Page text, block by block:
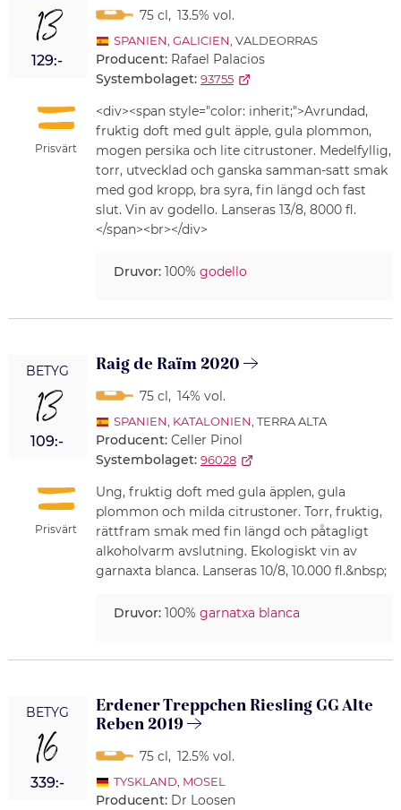
13
129:-
Prisvärt
75 cl , 13.5% vol.
SPANIEN, GALICIEN, VALDEORRAS
Producent: Rafael Palacios
Systembolaget: 93755
<div><span style="color: inherit;">Avrundad,
fruktig doft med gult äpple, gula plommon,
mogen persika och lite citrustoner. Medelfyllig,
torr, utvecklad och ganska samman-satt smak
med god kropp, bra syra, fin längd och fast
slut. Vin av godello. Lanseras 13/8, 8000 fl.
</span><br></div>
Druvor:100% godello
BETYG
13
109:-
Prisvärt
Raig de Raïm 2020
75 cl , 14% vol.
SPANIEN, KATALONIEN, TERRA ALTA
Producent: Celler Pinol
Systembolaget: 96028
Ung, fruktig doft med gula äpplen, gula
plommon och milda citrustoner. Torr, fruktig,
rättfram smak med fin längd och påtagligt
alkoholvarm avslutning. Ekologiskt vin av
garnaxta blanca. Lanseras 10/8, 10.000 fl.&nbsp;
Druvor:100% garnatxa blanca
BETYG
16
339:-
Erdener Treppchen Riesling GG Alte
Reben 2019
75 cl , 12.5% vol.
TYSKLAND, MOSEL
Producent: Dr Loosen